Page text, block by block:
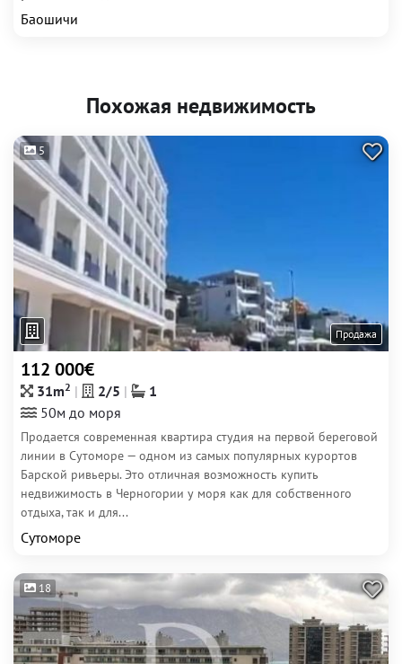
Баошичи
Похожая недвижимость
5
Продажа
112 000€
31m2 2/5
1
50м до моря
Продается современная квартира студия на первой береговой
линии в Сутоморе — одном из самых популярных курортов
Барской ривьеры. Это отличная возможность купить
недвижимость в Черногории у моря как для собственного
отдыха, так и для...
Сутоморе
18